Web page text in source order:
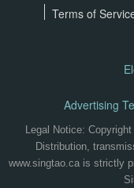
Terms of
Advertising
Legal Notice:
Distribution,
www.singtao.ca is strictly